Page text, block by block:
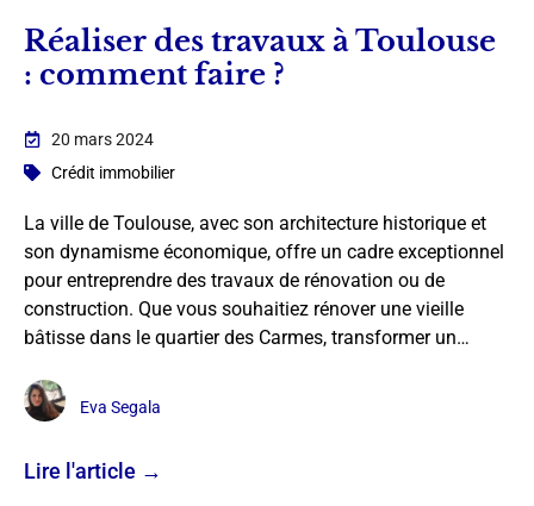
Réaliser des travaux à Toulouse
: comment faire ?
20 mars 2024
Crédit immobilier
La ville de Toulouse, avec son architecture historique et
son dynamisme économique, offre un cadre exceptionnel
pour entreprendre des travaux de rénovation ou de
construction. Que vous souhaitiez rénover une vieille
bâtisse dans le quartier des Carmes, transformer un…
Eva Segala
Lire l'article →